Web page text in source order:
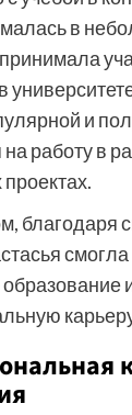
в
и
работу в
благодаря